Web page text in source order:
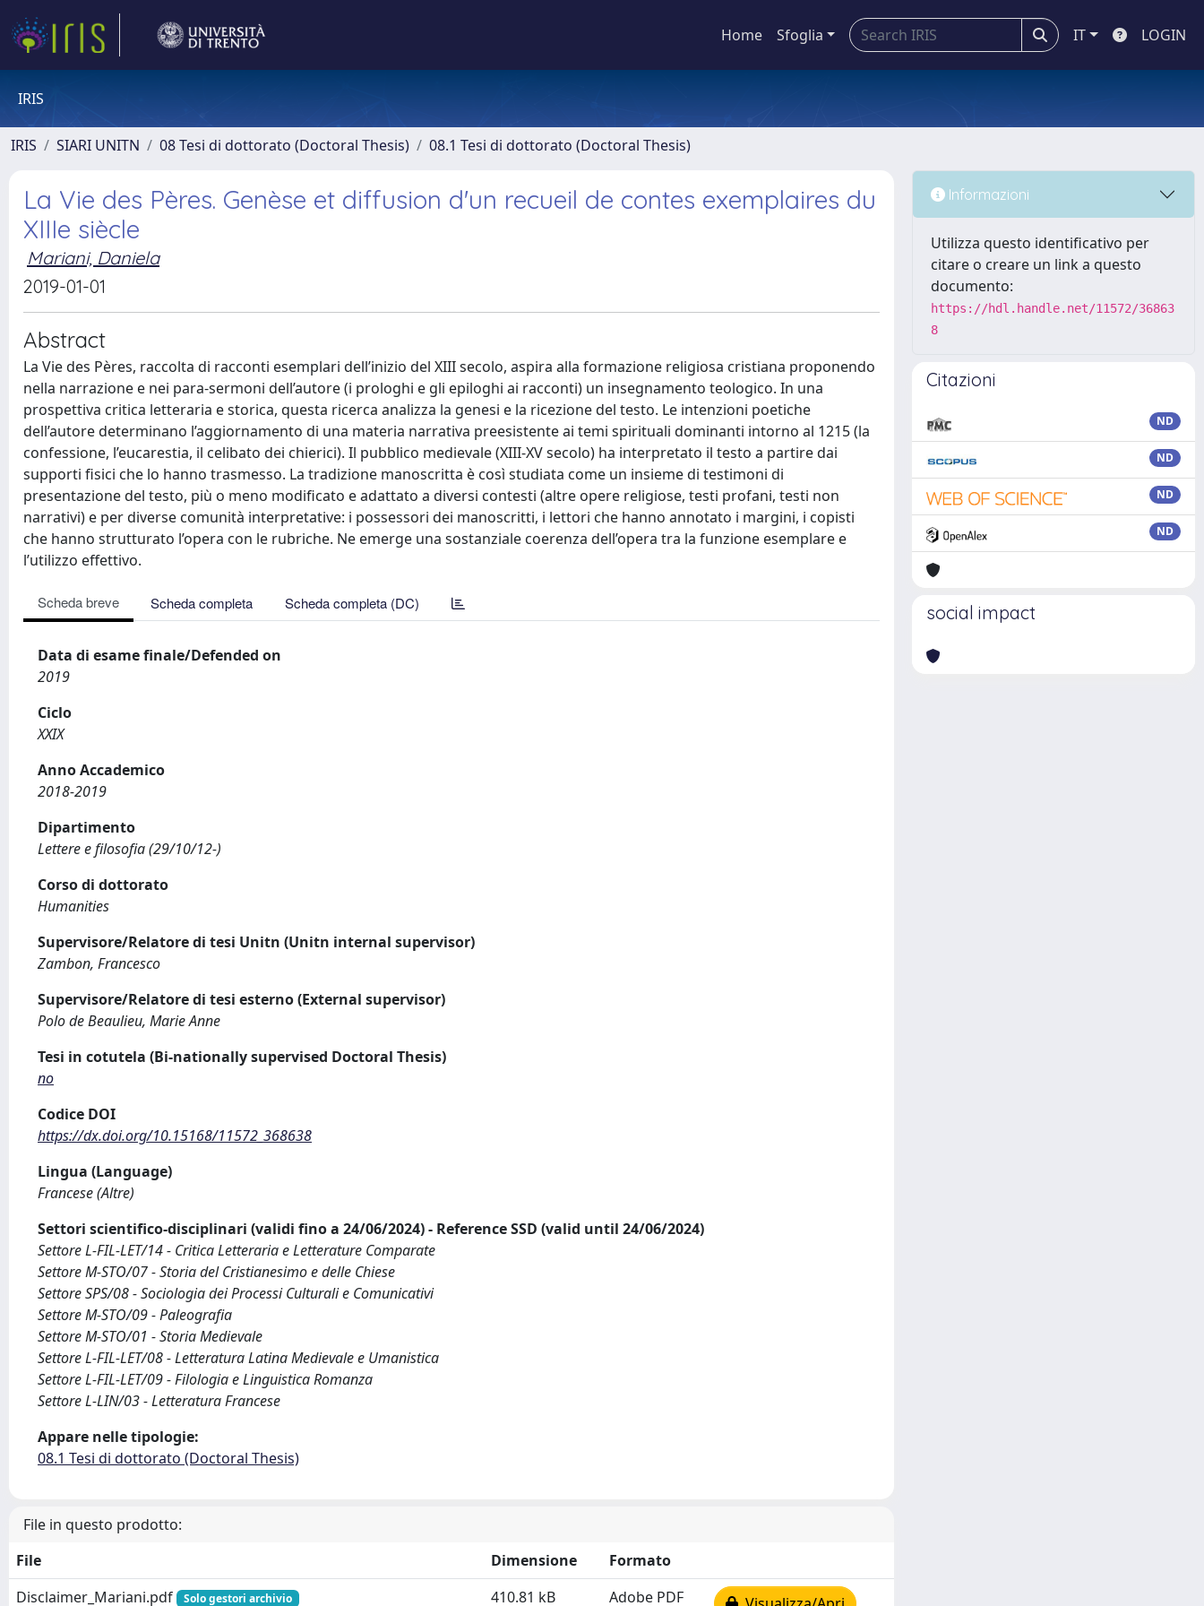
Home Sfoglia IT LOGIN
IRIS
IRIS SIARI UNITN 08 Tesi di dottorato (Doctoral Thesis) 08.1 Tesi di dottorato (Doctoral Thesis)
La Vie des Pères. Genèse et diffusion d'un recueil de contes exemplaires du
XIIIe siècle
Mariani, Daniela
2019-01-01
Abstract
La Vie des Pères, raccolta di racconti esemplari dell’inizio del XIII secolo, aspira alla formazione religiosa cristiana proponendo
nella narrazione e nei para-sermoni dell’autore (i prologhi e gli epiloghi ai racconti) un insegnamento teologico. In una
prospettiva critica letteraria e storica, questa ricerca analizza la genesi e la ricezione del testo. Le intenzioni poetiche
dell’autore determinano l’aggiornamento di una materia narrativa preesistente ai temi spirituali dominanti intorno al 1215 (la
confessione, l’eucarestia, il celibato dei chierici). Il pubblico medievale (XIII-XV secolo) ha interpretato il testo a partire dai
supporti fisici che lo hanno trasmesso. La tradizione manoscritta è così studiata come un insieme di testimoni di
presentazione del testo, più o meno modificato e adattato a diversi contesti (altre opere religiose, testi profani, testi non
narrativi) e per diverse comunità interpretative: i possessori dei manoscritti, i lettori che hanno annotato i margini, i copisti
che hanno strutturato l’opera con le rubriche. Ne emerge una sostanziale coerenza dell’opera tra la funzione esemplare e
l’utilizzo effettivo.
Scheda breve Scheda completa Scheda completa (DC)
Data di esame finale/Defended on
2019
Ciclo
XXIX
Anno Accademico
2018-2019
Dipartimento
Lettere e filosofia (29/10/12-)
Corso di dottorato
Humanities
Supervisore/Relatore di tesi Unitn (Unitn internal supervisor)
Zambon, Francesco
Supervisore/Relatore di tesi esterno (External supervisor)
Polo de Beaulieu, Marie Anne
Tesi in cotutela (Bi-nationally supervised Doctoral Thesis)
no
Codice DOI
https://dx.doi.org/10.15168/11572_368638
Lingua (Language)
Francese (Altre)
Settori scientifico-disciplinari (validi fino a 24/06/2024) - Reference SSD (valid until 24/06/2024)
Settore L-FIL-LET/14 - Critica Letteraria e Letterature Comparate
Settore M-STO/07 - Storia del Cristianesimo e delle Chiese
Settore SPS/08 - Sociologia dei Processi Culturali e Comunicativi
Settore M-STO/09 - Paleografia
Settore M-STO/01 - Storia Medievale
Settore L-FIL-LET/08 - Letteratura Latina Medievale e Umanistica
Settore L-FIL-LET/09 - Filologia e Linguistica Romanza
Settore L-LIN/03 - Letteratura Francese
Appare nelle tipologie:
08.1 Tesi di dottorato (Doctoral Thesis)
File in questo prodotto:
File
Dimensione
Formato
Disclaimer_Mariani.pdf
Solo gestori archivio 410.81 kB Adobe PDF
Informazioni
Utilizza questo identificativo per
citare o creare un link a questo
documento:
https://hdl.handle.net/11572/36863
8
Citazioni
ND
ND
ND
ND
social impact